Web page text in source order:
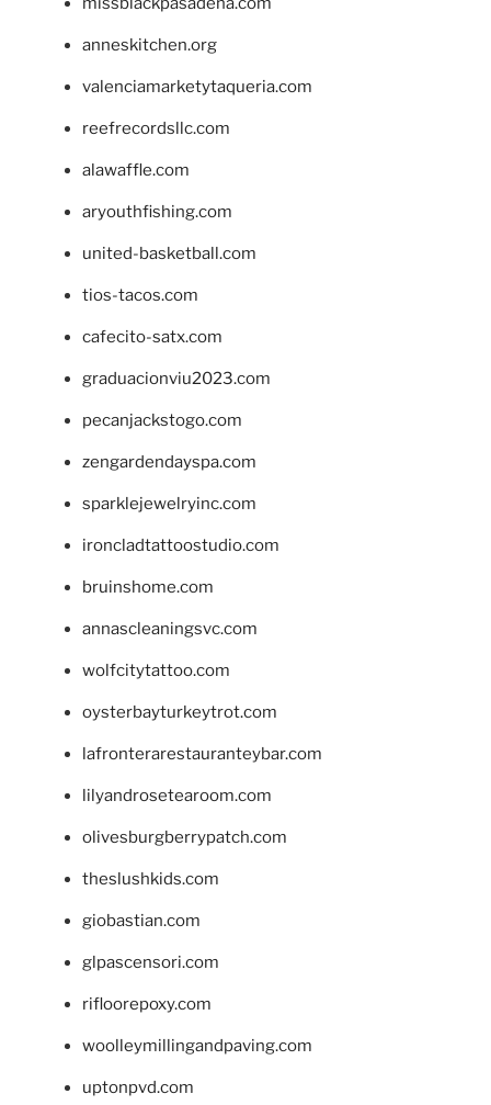
anneskitchen.org
valenciamarketytaqueria.com
reefrecordsllc.com
alawaffle.com
aryouthfishing.com
united-basketball.com
tios-tacos.com
cafecito-satx.com
graduacionviu2023.com
pecanjackstogo.com
zengardendayspa.com
sparklejewelryinc.com
ironcladtattoostudio.com
bruinshome.com
annascleaningsvc.com
wolfcitytattoo.com
oysterbayturkeytrot.com
lafronterarestauranteybar.com
lilyandrosetearoom.com
olivesburgberrypatch.com
theslushkids.com
giobastian.com
glpascensori.com
rifloorepoxy.com
woolleymillingandpaving.com
uptonpvd.com